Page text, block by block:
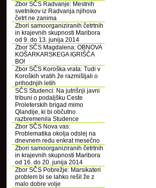
Zbor SČS Radvanje: Mestnih
svetnikov iz Radvanja njihova
četrt ne zanima
Zbori samoorganiziranih četrtnih
in krajevnih skupnosti Maribora
od 9. do 13. junija 2014
Zbor SČS Magdalena: OBNOVA
KOŠARKARSKEGA IGRIŠČA
BO!
Zbor SČS Koroška vrata: Tudi v
Koroških vratih že razmišljali o
prihodnjih letih
SČS Studenci: Na jutrišnji javni
tribuni o podaljšku Ceste
Proleterskih brigad mimo
Qlandije, ki bi občutno
razbremenila Studence
Zbor SČS Nova vas:
Problematika okolja odslej na
dnevnem redu enkrat mesečno
Zbori samoorganiziranih četrtnih
in krajevnih skupnosti Maribora
od 16. do 20. junija 2014
Zbor SČS Pobrežje: Marsikateri
problem bi se lahko rešil že z
malo dobre volje